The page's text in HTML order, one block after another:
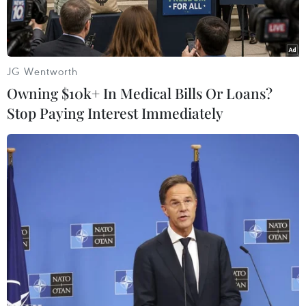
Hai diễn viên chính trong phim.
Bộ phim “The Merciless
” (tên tiếng Việt là “Cuộc
JG Wentworth
Owning $10k+ In Medical Bills Or Loans?
Stop Paying Interest Immediately